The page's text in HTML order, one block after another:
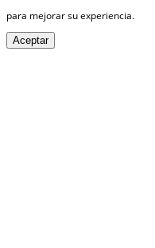
para mejorar su experiencia.
Aceptar